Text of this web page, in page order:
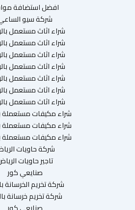
افضل استضافة
شركة سيو
شراء اثاث مستعمل
شراء اثاث مستعمل
شراء اثاث مستعمل
شراء اثاث مستعمل
شراء اثاث مستعمل
شراء اثاث مستعمل
شراء اثاث مستعمل
شراء مكيفات مستعملة
شراء مكيفات مستعملة
شراء مكيفات مستعملة
شركة حاويات
تاجير حاويات
صنايعي كور
شركة تخريم الخرسانة
شركة تخريم خرسانة